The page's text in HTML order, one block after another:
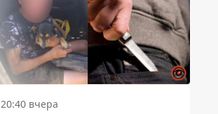
20:40 вчера